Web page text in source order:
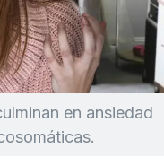
en ansiedad